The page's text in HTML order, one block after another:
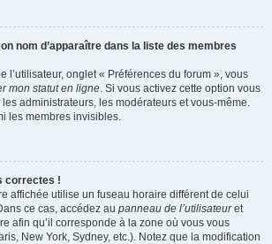
nom d’apparaître dans la liste des membres
l’utilisateur, onglet « Préférences du forum », vous
mon statut en ligne. Si vous activez cette option vous
administrateurs, les modérateurs et vous-même.
les membres invisibles.
correctes !
affichée utilise un fuseau horaire différent de celui
ce cas, accédez au panneau de l’utilisateuret
afin qu’il corresponde à la zone où vous vous
New York, Sydney, etc.). Notez que la modification